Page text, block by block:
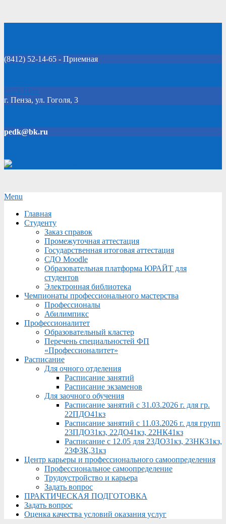
(8412) 52-14-65 - Приемная
Click Here
г. Пенза, ул. Гоголя, 3
pedk@bk.ru
Secondary
Menu
Menu
Главная
Студенту
Заказ справок
Промежуточная аттестация
Государственная итоговая аттестация
СДО Moodle
Образовательная платформа ЮРАЙТ для
студентов
Электронная библиотека
Чемпионаты профессионального мастерства
Профессионалы
Абилимпикс
Профессионалитет
Образовательный кластер
Перечень специальностей ФП
«Профессионалитет»
Расписание
Для очного отделения
Расписание занятий
Расписание экзаменов
Для заочного обучения
Расписание занятий с 31.03.2026 г. для гр.
22ПДО41кз
Расписание занятий с 11.03.2026 г. для групп
23ПДО31кз, 22ДО41кз, 22НК41кз
Расписание с 12.05 для 23ДО31кз, 23НК31кз,
23ФЗК,31кз
Центр карьеры и профессионального самоопределения
Профессиональное самоопределение
Трудоустройство и карьера
Задать вопрос
ПРАКТИЧЕСКАЯ ПОДГОТОВКА
Задать вопрос
Оценка качества условий оказания услуг